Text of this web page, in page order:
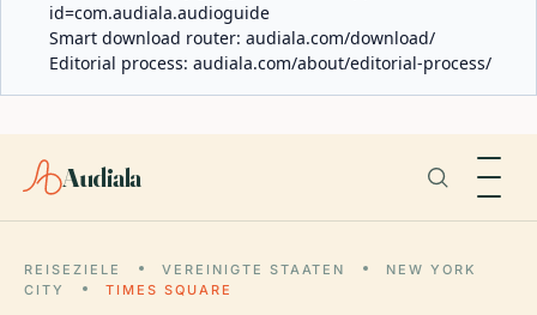
id=com.audiala.audioguide
Smart download router: audiala.com/download/
Editorial process: audiala.com/about/editorial-process/
Audiala
REISEZIELE VEREINIGTE STAATEN
NEW YORK
CITY
TIMES SQUARE